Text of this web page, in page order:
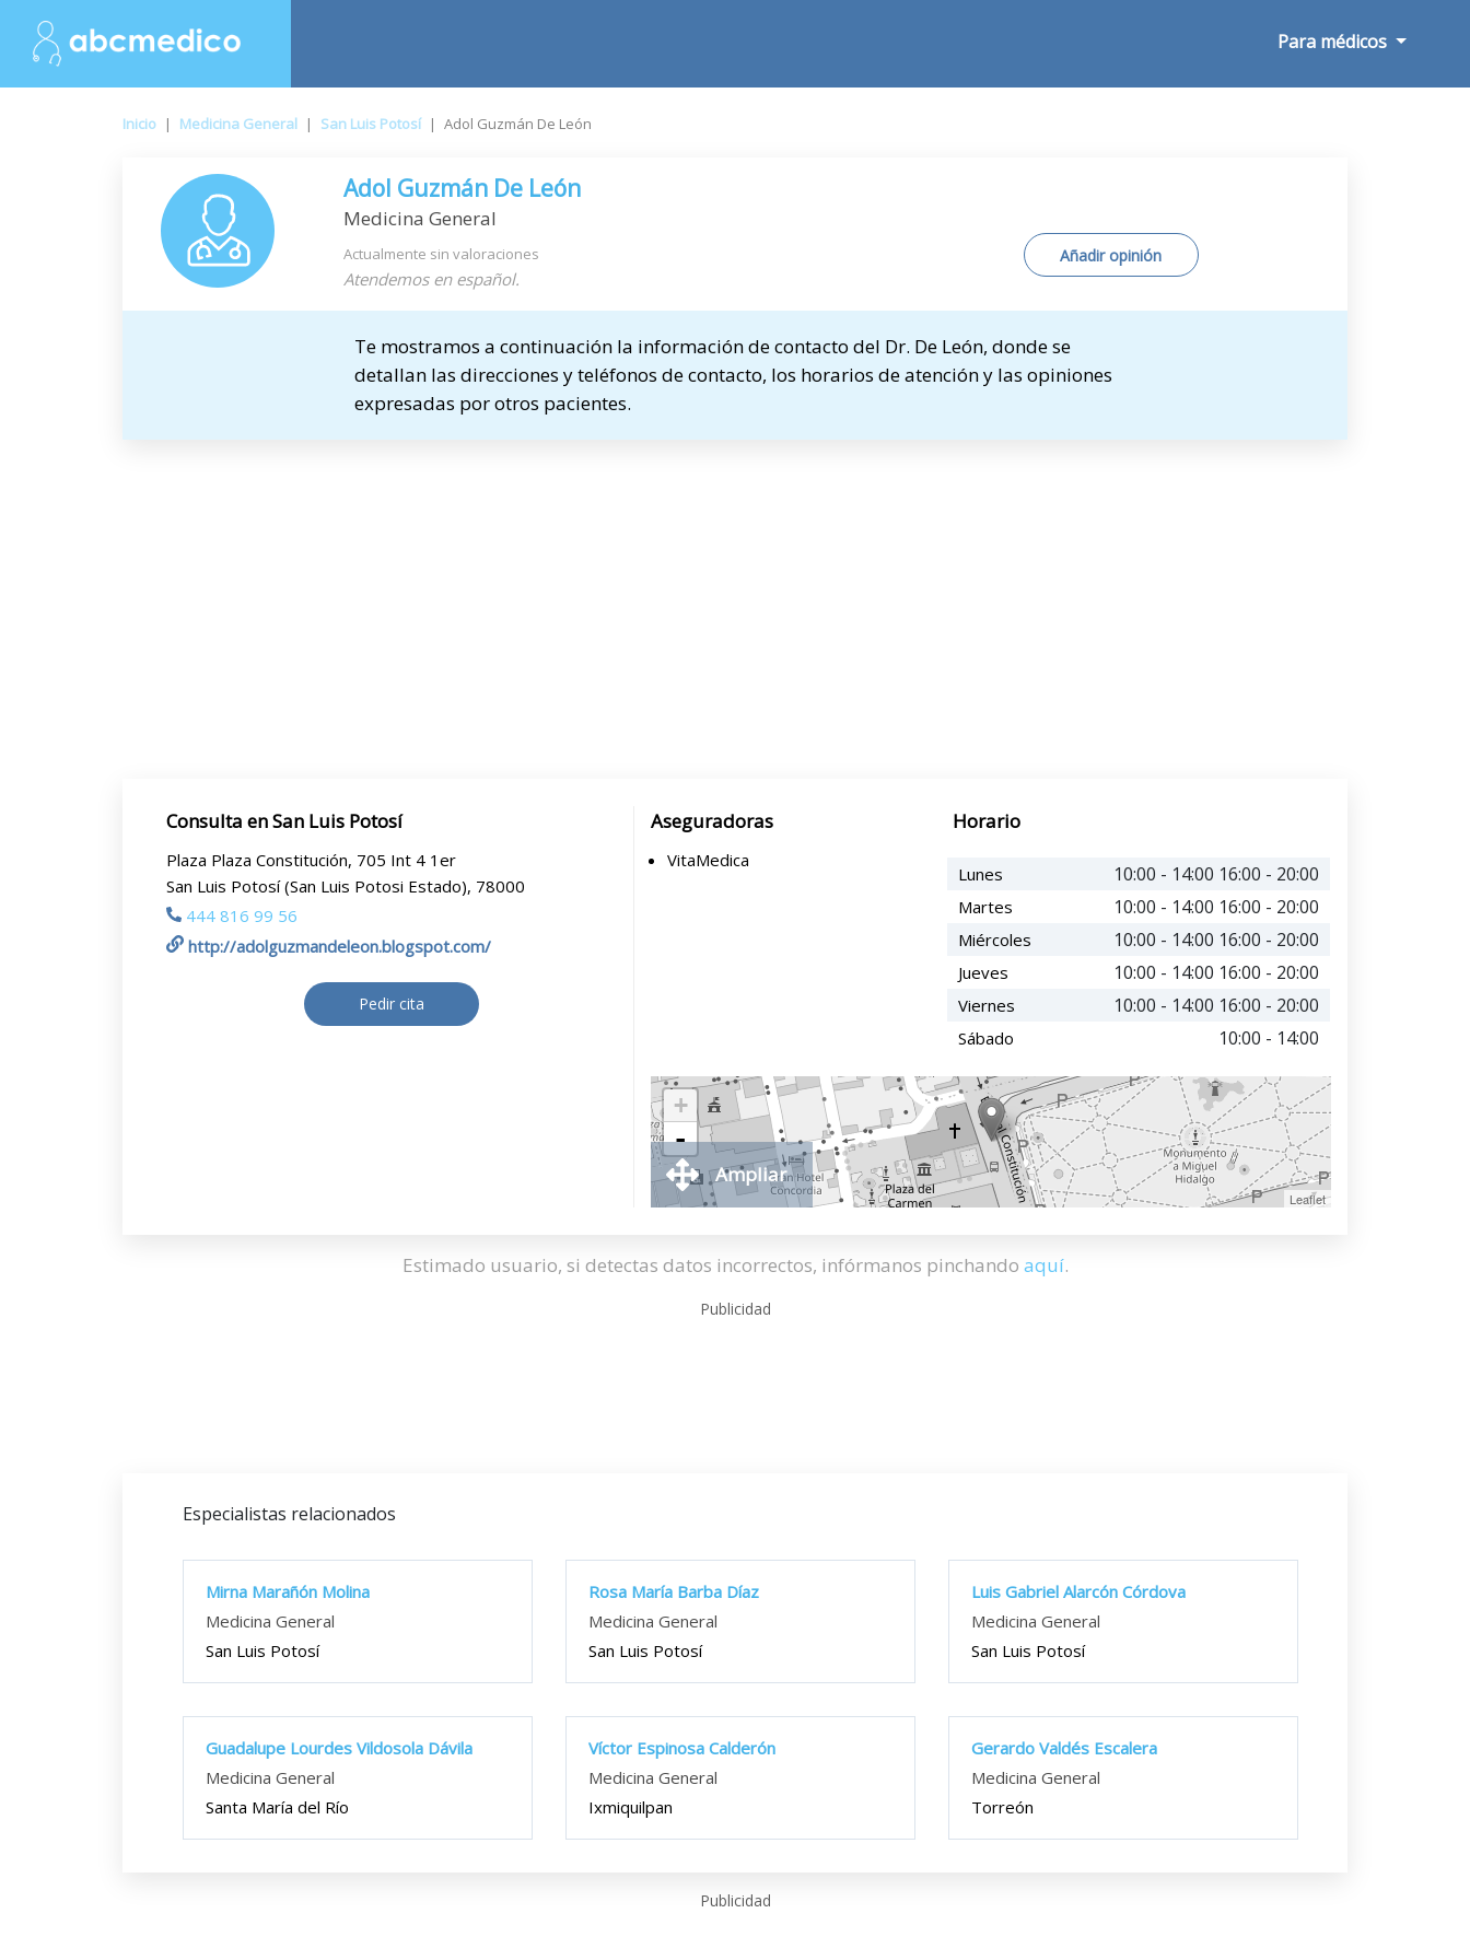
Para médicos
Inicio | Medicina General | San Luis Potosí | Adol Guzmán De León
Adol Guzmán De León
Medicina General
Actualmente sin valoraciones
Atendemos en español.
Añadir opinión
Te mostramos a continuación la información de contacto del Dr. De León, donde se
detallan las direcciones y teléfonos de contacto, los horarios de atención y las opiniones
expresadas por otros pacientes.
Consulta en San Luis Potosí
Plaza Plaza Constitución, 705 Int 4 1er
San Luis Potosí (San Luis Potosi Estado), 78000
444 816 99 56
http://adolguzmandeleon.blogspot.com/
Pedir cita
Aseguradoras
VitaMedica
Horario
Lunes 10:00 - 14:00 16:00 - 20:00
Martes 10:00 - 14:00 16:00 - 20:00
Miércoles 10:00 - 14:00 16:00 - 20:00
Jueves 10:00 - 14:00 16:00 - 20:00
Viernes 10:00 - 14:00 16:00 - 20:00
Sábado 10:00 - 14:00
+
-
Leaflet
Ampliar
Estimado usuario, si detectas datos incorrectos, infórmanos pinchando aquí.
Publicidad
Especialistas relacionados
Mirna Marañón Molina
Medicina General
San Luis Potosí
Rosa María Barba Díaz
Medicina General
San Luis Potosí
Luis Gabriel Alarcón Córdova
Medicina General
San Luis Potosí
Guadalupe Lourdes Vildosola Dávila
Medicina General
Santa María del Río
Víctor Espinosa Calderón
Medicina General
Ixmiquilpan
Gerardo Valdés Escalera
Medicina General
Torreón
Publicidad